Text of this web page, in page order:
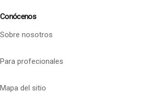
Conócenos
Sobre nosotros
Para profecionales
Mapa del sitio